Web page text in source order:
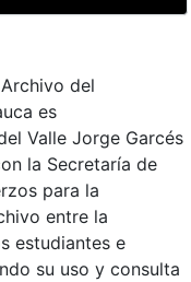
del
es
Valle Jorge Garcés
la Secretaría de
para la
entre la
estudiantes e
su uso y consulta